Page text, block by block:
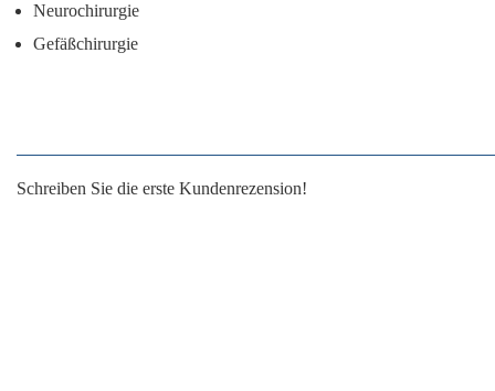
Neurochirurgie
Gefäßchirurgie
Schreiben Sie die erste Kundenrezension!